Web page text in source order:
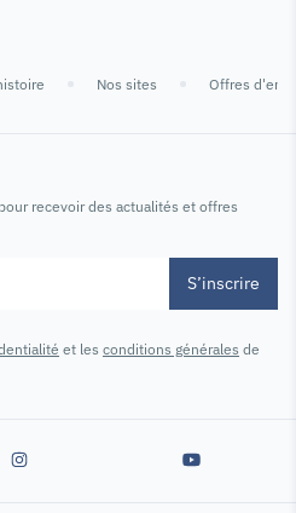
Nos sites Offres
recevoir des actualités et offres
S’inscrire
et les conditions générales de